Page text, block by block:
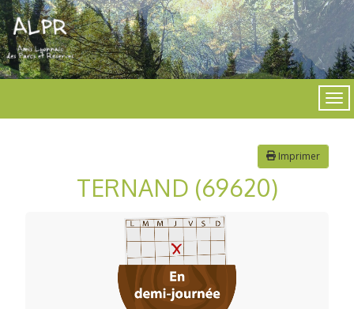
Imprimer
TERNAND (69620)